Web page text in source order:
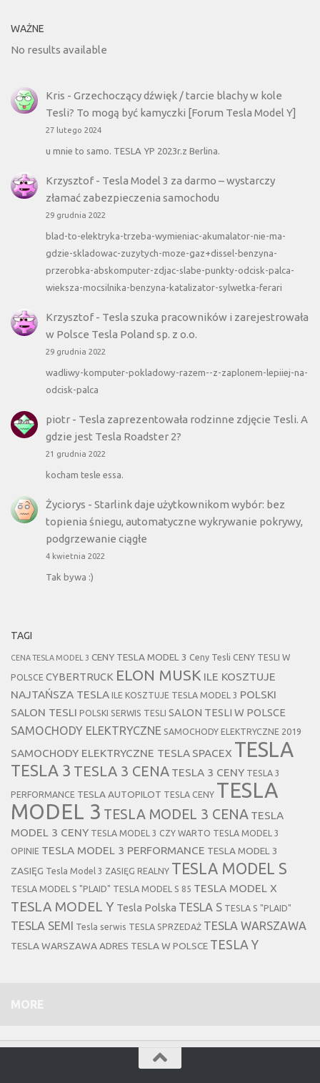
WAŻNE
No results available
Kris - Grzechoczący dźwięk / tarcie blachy w kole
Tesli? To mogą być kamyczki [Forum Tesla Model Y]
27 lutego 2024
u mnie to samo. TESLA YP 2023r.z Berlina.
Krzysztof- Tesla Model 3 za darmo – wystarczy
złamać zabezpieczenia samochodu
29 grudnia 2022
blad-to-elektryka-trzeba-wymieniac-akumalator-nie-ma-
gdzie-skladowac-zuzytych-moze-gaz+dissel-benzyna-
przerobka-abskomputer-zdjac-slabe-punkty-odcisk-palca-
wieksza-mocsilnika-benzyna-katalizator-sylwetka-ferari
Krzysztof- Tesla szuka pracowników i zarejestrowała
w Polsce Tesla Poland sp. z o.o.
29 grudnia 2022
wadliwy-komputer-pokladowy-razem--z-zaplonem-lepiiej-na-
odcisk-palca
piotr- Tesla zaprezentowała rodzinne zdjęcie Tesli. A
gdzie jest Tesla Roadster 2?
21 grudnia 2022
kocham tesle essa.
Życiorys - Starlink daje użytkownikom wybór: bez
topienia śniegu, automatyczne wykrywanie pokrywy,
podgrzewanie ciągłe
4 kwietnia 2022
Tak bywa :)
TAGI
CENA TESLA MODEL 3 CENY TESLA MODEL 3 Ceny Tesli CENY TESLI W
POLSCE CYBERTRUCK ELON MUSK ILE KOSZTUJE
NAJTAŃSZA TESLA
ILE KOSZTUJE TESLA MODEL 3 POLSKI
SALON TESLI POLSKI SERWIS TESLI SALON TESLI W POLSCE
SAMOCHODY ELEKTRYCZNE SAMOCHODY ELEKTRYCZNE 2019
SAMOCHODY ELEKTRYCZNE TESLA SPACEX TESLA
TESLA 3 TESLA 3 CENA TESLA 3 CENY TESLA 3
PERFORMANCE TESLA AUTOPILOT TESLA CENY TESLA
MODEL 3 TESLA MODEL 3 CENA TESLA
MODEL 3 CENY TESLA MODEL 3 CZY WARTO TESLA MODEL 3
OPINIE TESLA MODEL 3 PERFORMANCE TESLA MODEL 3
ZASIĘG Tesla Model 3 ZASIĘG REALNY TESLA MODEL S
TESLA MODEL S "PLAID" TESLA MODEL S 85 TESLA MODEL X
TESLA MODEL Y Tesla Polska TESLA S TESLA S "PLAID"
TESLA SEMI Tesla serwis TESLA SPRZEDAŻ TESLA WARSZAWA
TESLA WARSZAWA ADRES TESLA W POLSCE TESLA Y
MORE